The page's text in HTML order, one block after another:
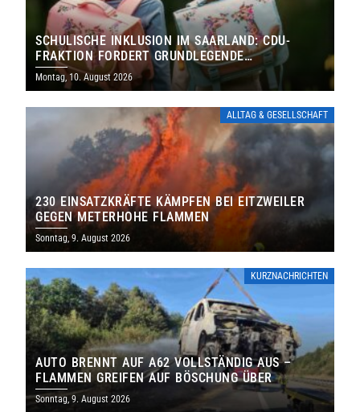
SCHULISCHE INKLUSION IM SAARLAND: CDU-
FRAKTION FORDERT GRUNDLEGENDE
NEUAUFSTELLUNG
Montag, 10. August 2026
ALLTAG & GESELLSCHAFT
230 EINSATZKRÄFTE KÄMPFEN BEI EITZWEILER
GEGEN METERHOHE FLAMMEN
Sonntag, 9. August 2026
KURZNACHRICHTEN
AUTO BRENNT AUF A62 VOLLSTÄNDIG AUS –
FLAMMEN GREIFEN AUF BÖSCHUNG ÜBER
Sonntag, 9. August 2026